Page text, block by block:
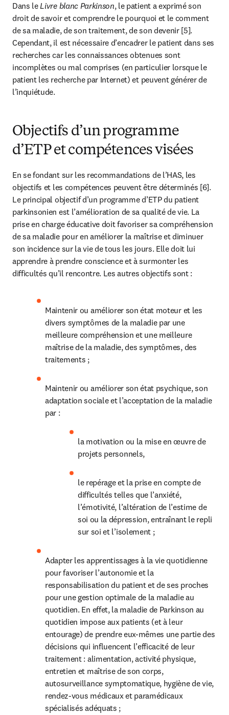
Dans le Livre blanc Parkinson, le patient a exprimé son
droit de savoir et comprendre le pourquoi et le comment
de sa maladie, de son traitement, de son devenir [5].
Cependant, il est nécessaire d’encadrer le patient dans ses
recherches car les connaissances obtenues sont
incomplètes ou mal comprises (en particulier lorsque le
patient les recherche par Internet) et peuvent générer de
l’inquiétude.
Objectifs d’un programme
d’ETP et compétences visées
En se fondant sur les recommandations de l’HAS, les
objectifs et les compétences peuvent être déterminés [6].
Le principal objectif d’un programme d’ETP du patient
parkinsonien est l’amélioration de sa qualité de vie. La
prise en charge éducative doit favoriser sa compréhension
de sa maladie pour en améliorer la maîtrise et diminuer
son incidence sur la vie de tous les jours. Elle doit lui
apprendre à prendre conscience et à surmonter les
difficultés qu’il rencontre. Les autres objectifs sont :
Maintenir ou améliorer son état moteur et les
divers symptômes de la maladie par une
meilleure compréhension et une meilleure
maîtrise de la maladie, des symptômes, des
traitements ;
Maintenir ou améliorer son état psychique, son
adaptation sociale et l’acceptation de la maladie
par :
la motivation ou la mise en œuvre de
projets personnels,
le repérage et la prise en compte de
difficultés telles que l’anxiété,
l’émotivité, l’altération de l’estime de
soi ou la dépression, entraînant le repli
sur soi et l’isolement ;
Adapter les apprentissages à la vie quotidienne
pour favoriser l’autonomie et la
responsabilisation du patient et de ses proches
pour une gestion optimale de la maladie au
quotidien. En effet, la maladie de Parkinson au
quotidien impose aux patients (et à leur
entourage) de prendre eux-mêmes une partie des
décisions qui influencent l’efficacité de leur
traitement : alimentation, activité physique,
entretien et maîtrise de son corps,
autosurveillance symptomatique, hygiène de vie,
rendez-vous médicaux et paramédicaux
spécialisés adéquats ;